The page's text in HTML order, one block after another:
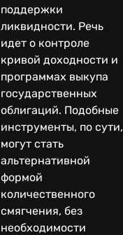
поддержки
ликвидности. Речь
идет о контроле
кривой доходности и
программах выкупа
государственных
облигаций. Подобные
инструменты, по сути,
могут стать
альтернативной
формой
количественного
смягчения, без
необходимости